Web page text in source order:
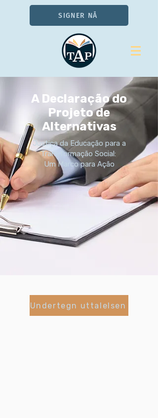
SIGNER NÅ
A Declaração do
Projeto de
Alternativas
Justiça da Educação para a
Transformação Social:
Um Marco para Ação
Undertegn uttalelsen